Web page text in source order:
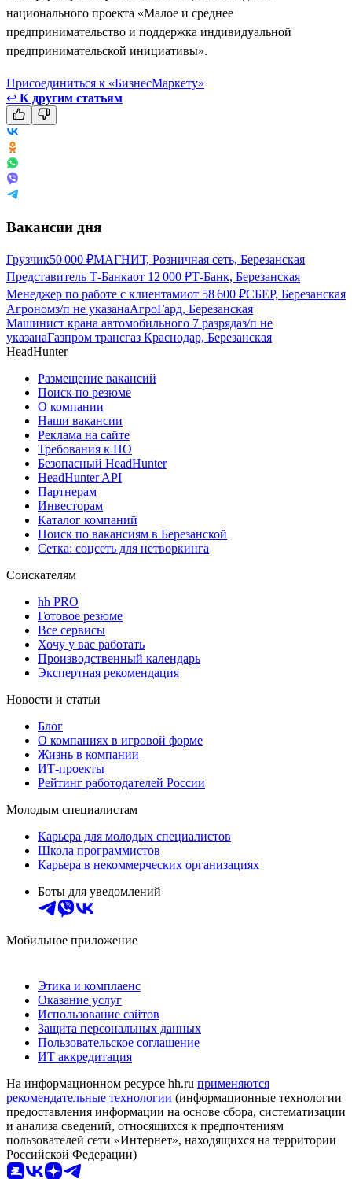
национального проекта «Малое и среднее
предпринимательство и поддержка индивидуальной
предпринимательской инициативы».
Присоединиться к «БизнесМаркету»
↩ К другим статьям
Вакансии дня
Грузчик50 000 ₽МАГНИТ, Розничная сеть, Березанская
Представитель Т-Банкаот 12 000 ₽Т-Банк, Березанская
Менеджер по работе с клиентамиот 58 600 ₽СБЕР, Березанская
Агрономз/п не указанаАгроГард, Березанская
Машинист крана автомобильного 7 разрядаз/п не
указанаГазпром трансгаз Краснодар, Березанская
HeadHunter
Размещение вакансий
Поиск по резюме
О компании
Наши вакансии
Реклама на сайте
Требования к ПО
Безопасный HeadHunter
HeadHunter API
Партнерам
Инвесторам
Каталог компаний
Поиск по вакансиям в Березанской
Сетка: соцсеть для нетворкинга
Соискателям
hh PRO
Готовое резюме
Все сервисы
Хочу у вас работать
Производственный календарь
Экспертная рекомендация
Новости и статьи
Блог
О компаниях в игровой форме
Жизнь в компании
ИТ-проекты
Рейтинг работодателей России
Молодым специалистам
Карьера для молодых специалистов
Школа программистов
Карьера в некоммерческих организациях
Боты для уведомлений
Мобильное приложение
Этика и комплаенс
Оказание услуг
Использование сайтов
Защита персональных данных
Пользовательское соглашение
ИТ аккредитация
На информационном ресурсе hh.ru применяются
рекомендательные технологии (информационные технологии
предоставления информации на основе сбора, систематизации
и анализа сведений, относящихся к предпочтениям
пользователей сети «Интернет», находящихся на территории
Российской Федерации)